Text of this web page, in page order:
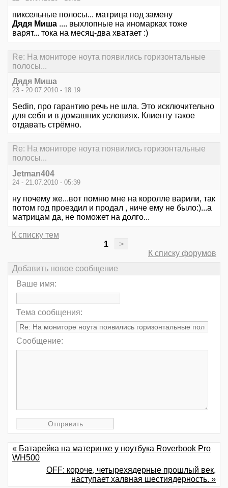
пиксельные полосы... матрица под замену
Дядя Миша .... выхлопные на иномарках тоже
варят... тока на месяц-два хватает :)
Re: На мониторе ноута появились горизонтальные
полосы...
Дядя Миша
23 - 20.07.2010 - 18:19
Sedin, про гарантию речь не шла. Это исключительно
для себя и в домашних условиях. Клиенту такое
отдавать стрёмно.
Re: На мониторе ноута появились горизонтальные
полосы...
Jetman404
24 - 21.07.2010 - 05:39
ну почему же...вот помню мне на королле варили, так
потом год проездил и продал , ниче ему не было:)...а
матрицам да, не поможет на долго...
К списку тем
1
>
К списку форумов
Добавить новое сообщение
Ваше имя:
Тема сообщения:
Сообщение:
« Батарейка на материнке у ноутбука Roverbook Pro
WH500
OFF: короче, четырехядерные прошлый век,
наступает халвная шестиядерность. »